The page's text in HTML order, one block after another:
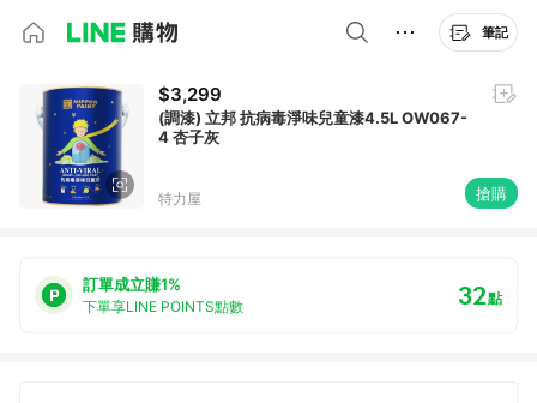
筆記
$3,299
(調漆) 立邦 抗病毒淨味兒童漆4.5L OW067-
4 杏子灰
特力屋 搶購
訂單成立賺1%
下單享LINE POINTS點數 32點